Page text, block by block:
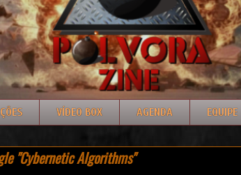
VÍDEO BOX AGENDA EQUIPE
"Cybernetic Algorithms"